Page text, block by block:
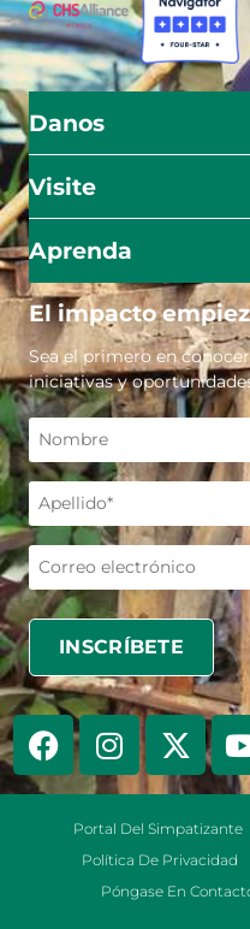
Danos
Visite
Aprenda
El impacto
Sea el primero en
iniciativas y
Portal Del Simpatizante
Política De Privacidad
Póngase En